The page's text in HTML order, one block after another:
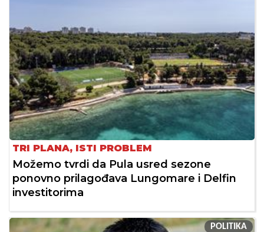
TRI PLANA, ISTI PROBLEM
Možemo tvrdi da Pula usred sezone
ponovno prilagođava Lungomare i Delfin
investitorima
POLITIKA